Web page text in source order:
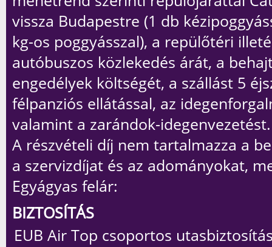
vissza Budapestre (1 db
kg-os poggyásszal), a repülőtéri
autóbuszos közlekedés árát, a
engedélyek költségét, a szállást 5
félpanziós ellátással, az
valamint a zarándok-idegenvezetést.
A részvételi díj nem tartalmazza a
a szervizdíjat és az adományokat,
Egyágyas felár:
BIZTOSÍTÁS
EUB Air Top csoportos